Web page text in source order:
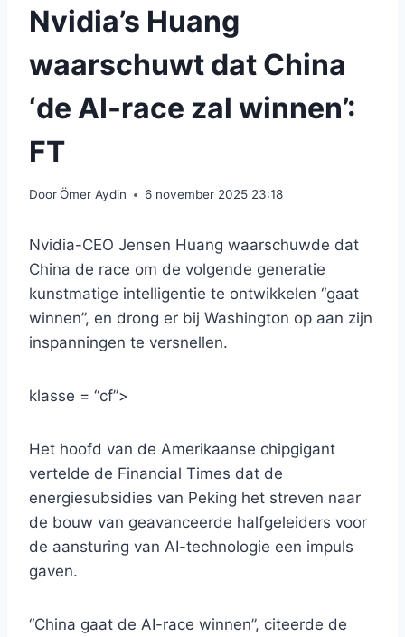
Nvidia’s Huang
waarschuwt dat China
‘de AI-race zal winnen’:
FT
DoorÖmer Aydin 6 november 2025 23:18
Nvidia-CEO Jensen Huang waarschuwde dat
China de race om de volgende generatie
kunstmatige intelligentie te ontwikkelen “gaat
winnen”, en drong er bij Washington op aan zijn
inspanningen te versnellen.
klasse = “cf”>
Het hoofd van de Amerikaanse chipgigant
vertelde de Financial Times dat de
energiesubsidies van Peking het streven naar
de bouw van geavanceerde halfgeleiders voor
de aansturing van AI-technologie een impuls
gaven.
“China gaat de AI-race winnen”, citeerde de